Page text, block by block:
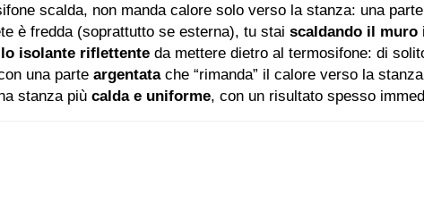
scalda, non manda calore solo verso la stanza: una
è fredda (soprattutto se esterna), tu stai scaldando il muro
isolante riflettente da mettere dietro al termosifone: di
una parte argentatache “rimanda” il calore verso la
stanza più calda e uniforme, con un risultato spesso